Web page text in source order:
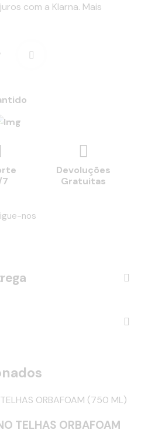
com a Klarna. Mais
Devoluções
Gratuitas
nos
TELHAS ORBAFOAM